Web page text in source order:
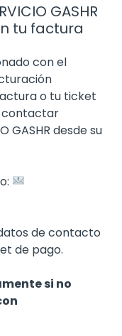
GASHR
tu factura
con el
factura o tu ticket
contactar
GASHR desde su
de contacto
de pago.
si no